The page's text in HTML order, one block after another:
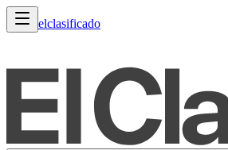
elclasificado